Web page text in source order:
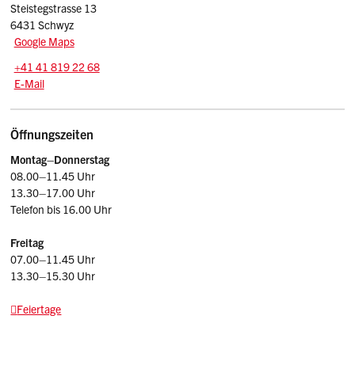
Steistegstrasse 13
6431 Schwyz
Google Maps
Tel.:
+41 41 819 22 68
E-Mail: afm
E-Mail
Öffnungszeiten
Montag–Donnerstag
08.00–11.45 Uhr
13.30–17.00 Uhr
Telefon bis 16.00 Uhr
Freitag
07.00–11.45 Uhr
13.30–15.30 Uhr
Feiertage